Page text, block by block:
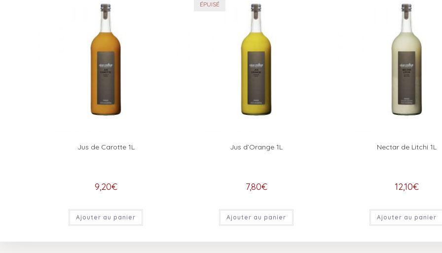
Jus de Carotte 1L
9,20€
Ajouter au panier
ÉPUISÉ
Jus d’Orange 1L
7,80€
Ajouter au panier
Nectar de Litchi 1L
12,10€
Ajouter au panier